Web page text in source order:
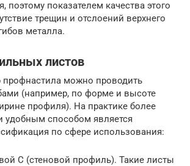
поэтому показателем качества этого
трещин и отслоений верхнего
металла.
листов
можно проводить
(например, по форме и высоте
профиля). На практике более
удобным способом является
по сфере использования:
С (стеновой профиль). Такие листы